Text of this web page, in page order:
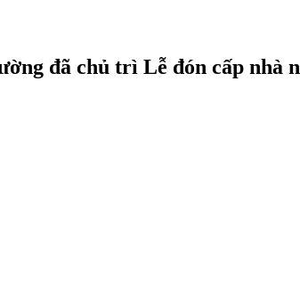
đã chủ trì Lễ đón cấp nhà